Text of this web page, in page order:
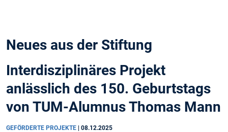
Neues aus der Stiftung
Interdisziplinäres Projekt
anlässlich des 150. Geburtstags
von TUM-Alumnus Thomas Mann
GEFÖRDERTE PROJEKTE | 08.12.2025